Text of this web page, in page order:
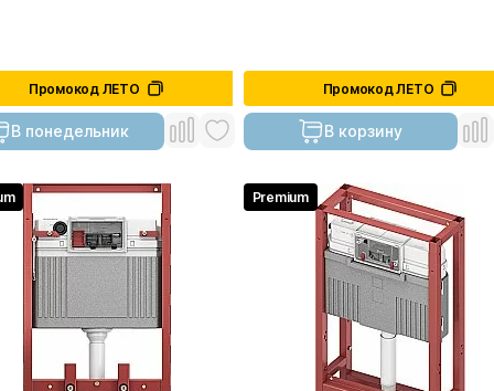
Промокод ЛЕТО
В понедельник
Промокод ЛЕТО
В корзину
Premium